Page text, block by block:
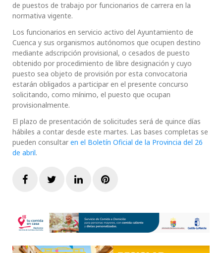
de puestos de trabajo por funcionarios de carrera en la
normativa vigente.
Los funcionarios en servicio activo del Ayuntamiento de
Cuenca y sus organismos autónomos que ocupen destino
mediante adscripción provisional, o cesados de puesto
obtenido por procedimiento de libre designación y cuyo
puesto sea objeto de provisión por esta convocatoria
estarán obligados a participar en el presente concurso
solicitando, como mínimo, el puesto que ocupan
provisionalmente.
El plazo de presentación de solicitudes será de quince días
hábiles a contar desde este martes. Las bases completas se
pueden consultar en el Boletín Oficial de la Provincia del 26
de abril.
FacebookTwitterLinkedInPinterest